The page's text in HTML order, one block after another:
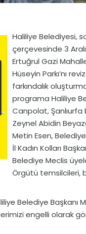
Haliliye Belediyesi,
çerçevesinde 3
Ertuğrul Gazi
Hüseyin Parkı’nı
farkındalık
programa Haliliye
Canpolat, Şanlıurfa
Zeynel Abidin
Metin Esen,
İl Kadın Kolları
Belediye Meclis
Örgütü temsilcileri,
Belediye
engelli olarak